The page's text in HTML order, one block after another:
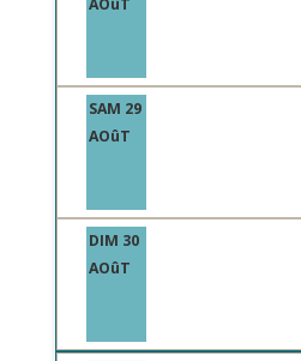
AOûT
SAM 29
AOûT
DIM 30
AOûT